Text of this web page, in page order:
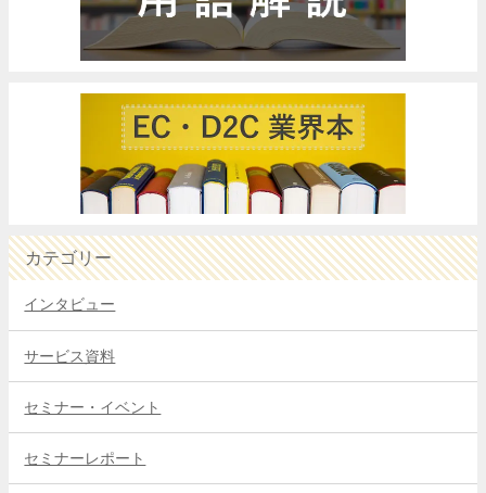
カテゴリー
インタビュー
サービス資料
セミナー・イベント
セミナーレポート